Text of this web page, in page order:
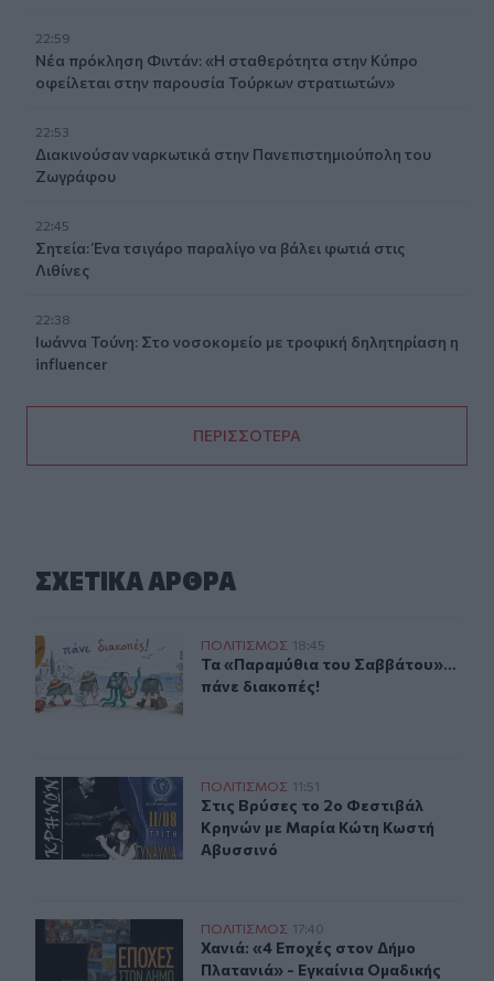
22:59
Νέα πρόκληση Φιντάν: «Η σταθερότητα στην Κύπρο
οφείλεται στην παρουσία Τούρκων στρατιωτών»
22:53
Διακινούσαν ναρκωτικά στην Πανεπιστημιούπολη του
Ζωγράφου
22:45
Σητεία: Ένα τσιγάρο παραλίγο να βάλει φωτιά στις
Λιθίνες
22:38
Ιωάννα Τούνη: Στο νοσοκομείο με τροφική δηλητηρίαση η
influencer
ΠΕΡΙΣΣΟΤΕΡΑ
ΣΧΕΤΙΚA AΡΘΡΑ
Τα «Παραμύθια του Σαββάτου»… πάνε διακοπές!
ΠΟΛΙΤΙΣΜΟΣ 18:45
Τα «Παραμύθια του Σαββάτου»…
Τα «Παραμύθια του Σαββάτου»…
πάνε διακοπές!
Στις Βρύσες το 2ο Φεστιβάλ Κρηνών με Μαρία Κώτη
ΠΟΛΙΤΙΣΜΟΣ 11:51
Στις Βρύσες το 2ο Φεστιβάλ
Στις Βρύσες το 2ο Φεστιβάλ
Κρηνών με Μαρία Κώτη Κωστή
Αβυσσινό
Χανιά: «4 Εποχές στον Δήμο Πλατανιά» - Εγκαίνια
ΠΟΛΙΤΙΣΜΟΣ 17:40
Χανιά: «4 Εποχές στον Δήμο
Χανιά: «4 Εποχές στον Δήμο
Πλατανιά» - Εγκαίνια Ομαδικής